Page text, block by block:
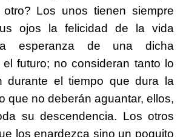
Los unos tienen siempre
ojos la felicidad de la vida
esperanza de una dicha
futuro; no consideran tanto lo
durante el tiempo que dura la
que no deberán aguantar, ellos,
su descendencia. Los otros
los enardezca sino un poquito